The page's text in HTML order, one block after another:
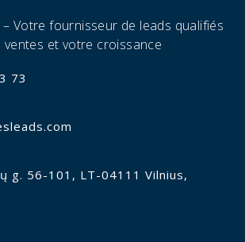
Votre fournisseur de leads qualifiés
et votre croissance
73
g. 56-101, LT-04111 Vilnius,